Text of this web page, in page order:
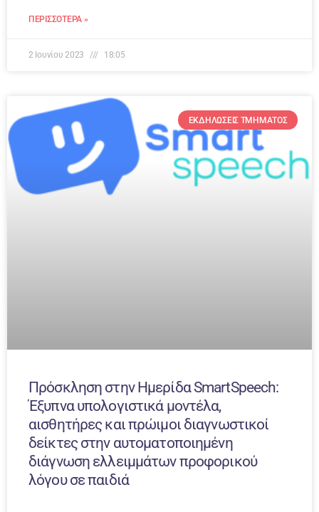
ΠΕΡΙΣΣΌΤΕΡΑ »
2 Ιουνίου 2023 18:05
ΕΚΔΗΛΏΣΕΙΣ ΤΜΉΜΑΤΟΣ
Πρόσκληση στην Ημερίδα SmartSpeech:
Έξυπνα υπολογιστικά μοντέλα,
αισθητήρες και πρώιμοι διαγνωστικοί
δείκτες στην αυτοματοποιημένη
διάγνωση ελλειμμάτων προφορικού
λόγου σε παιδιά